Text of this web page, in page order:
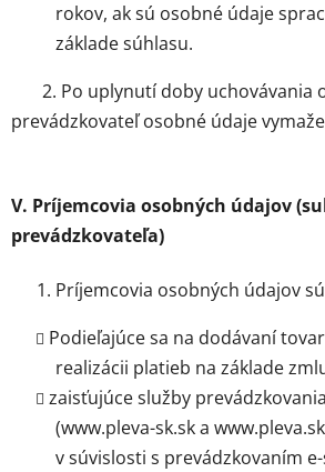
rokov, ak sú osobné údaje
základe súhlasu.
2. Po uplynutí doby uchovávania
prevádzkovateľ osobné údaje
V. Príjemcovia osobných údajov
prevádzkovateľa)
Príjemcovia osobných údajov
Podieľajúce sa na dodávaní
realizácii platieb na základe
zaisťujúce služby
(www.pleva-sk.sk a
v súvislosti s prevádzkovaním